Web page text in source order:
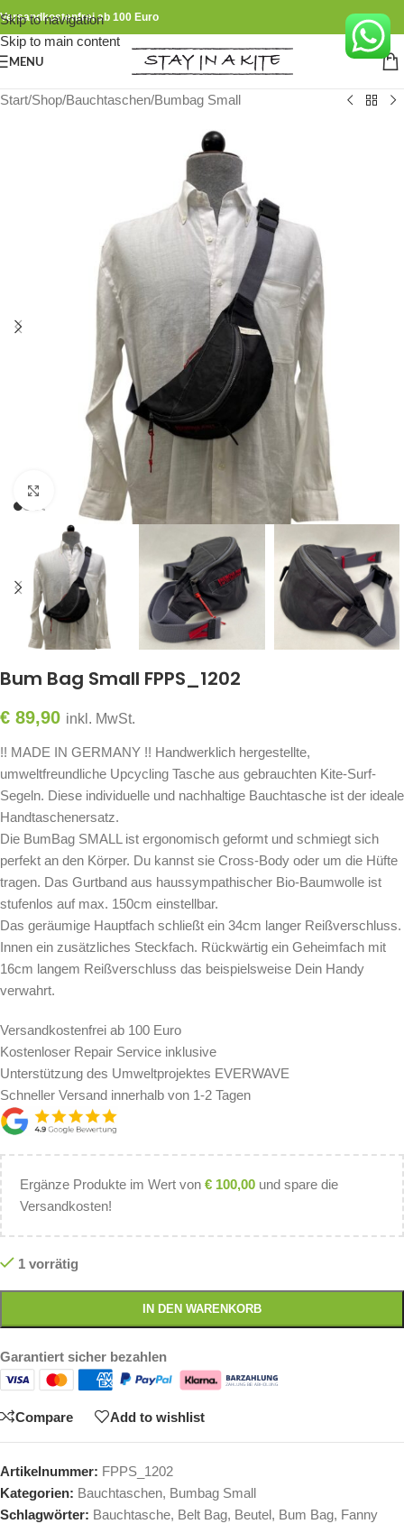
Skip to navigation
Skip to main content
Versandkostenfrei ab 100 Euro
MENU
Start/Shop/Bauchtaschen/Bumbag Small
Click to enlarge
Bum Bag Small FPPS_1202
€ 89,90 inkl. MwSt.
!! MADE IN GERMANY !! Handwerklich hergestellte,
umweltfreundliche Upcycling Tasche aus gebrauchten Kite-Surf-
Segeln. Diese individuelle und nachhaltige Bauchtasche ist der ideale
Handtaschenersatz.
Die BumBag SMALL ist ergonomisch geformt und schmiegt sich
perfekt an den Körper. Du kannst sie Cross-Body oder um die Hüfte
tragen. Das Gurtband aus haussympathischer Bio-Baumwolle ist
stufenlos auf max. 150cm einstellbar.
Das geräumige Hauptfach schließt ein 34cm langer Reißverschluss.
Innen ein zusätzliches Steckfach. Rückwärtig ein Geheimfach mit
16cm langem Reißverschluss das beispielsweise Dein Handy
verwahrt.
Versandkostenfrei ab 100 Euro
Kostenloser Repair Service inklusive
Unterstützung des Umweltprojektes EVERWAVE
Schneller Versand innerhalb von 1-2 Tagen
Ergänze Produkte im Wert von € 100,00 und spare die
Versandkosten!
1 vorrätig
IN DEN WARENKORB
Garantiert sicher bezahlen
Compare Add to wishlist
Artikelnummer: FPPS_1202
Kategorien: Bauchtaschen, Bumbag Small
Schlagwörter: Bauchtasche, Belt Bag, Beutel, Bum Bag, Fanny